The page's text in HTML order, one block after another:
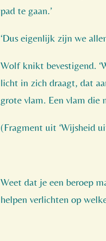
pad te gaan.’
‘Dus eigenlijk zijn we
Wolf knikt bevestigend.
licht in zich draagt, dat
grote vlam. Een vlam die
(Fragment uit ‘Wijsheid
Weet dat je een beroep
helpen verlichten op